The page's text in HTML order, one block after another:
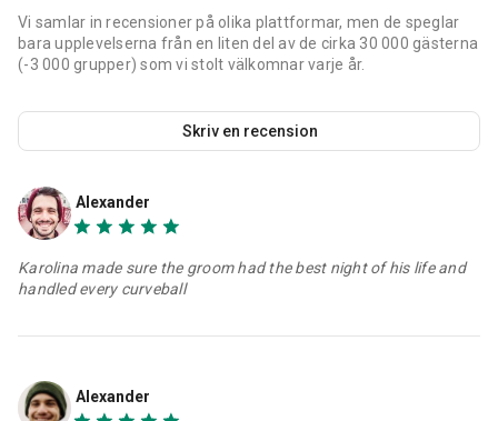
Vi samlar in recensioner på olika plattformar, men de speglar
bara upplevelserna från en liten del av de cirka 30 000 gästerna
(-3 000 grupper) som vi stolt välkomnar varje år.
Skriv en recension
Alexander
Karolina made sure the groom had the best night of his life and
handled every curveball
Alexander